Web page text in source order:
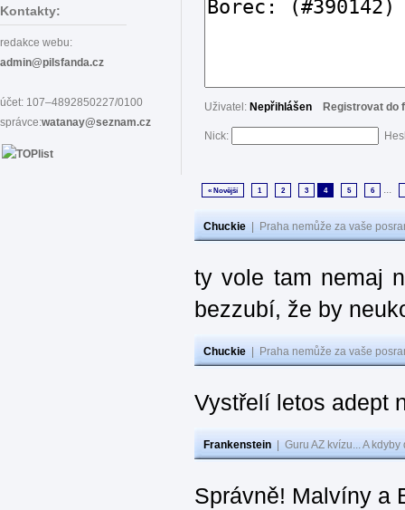
Kontakty:
redakce webu:
admin@pilsfanda.cz
účet: 107–4892850227/0100
správce:watanay@seznam.cz
Uživatel: Nepřihlášen Registrovat do
Nick:
« Novější 1 2 3 4 5 6 ...
Chuckie Praha nemůže za vaše
ty vole tam nemaj
bezzubí, že by
Chuckie Praha nemůže za vaše
Vystřelí letos adept
Frankenstein Guru AZ kvízu... A
Správně! Malvíny a